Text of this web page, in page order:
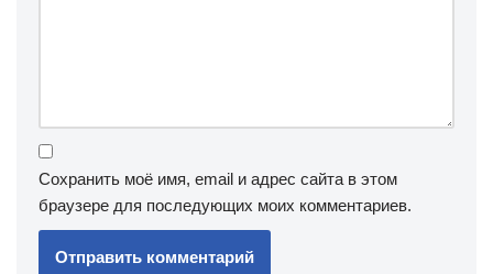
Сохранить моё имя, email и адрес сайта в этом
браузере для последующих моих комментариев.